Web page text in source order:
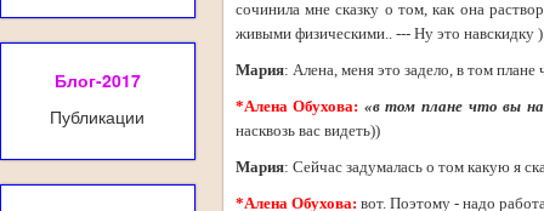
Блог-2017
Публикации
сочинила мне сказку о том, как она
живыми физическими.. --- Ну это навскидку )
Мария: Алена, меня это задело, в том
*Алена Обухова: «в том плане что вы
насквозь вас видеть))
Мария: Сейчас задумалась о том какую я
*Алена Обухова: вот. Поэтому - надо